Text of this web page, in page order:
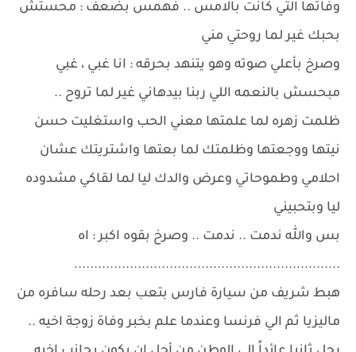
وفاتها التي كانت بالامس .. فهمس بضعف : محستش
بحبك غير لما روحتي مني
وصرخ بأعلي صوته وهو يتنهد بحرقه : انا غبي ، غبي
مبحسش بالنعمه اللي ربنا بيدهاني غير لما تروح ..
ظلمت زهره لما علمتها معني الحب واستغليت حسن
نيتها ووجعتها وظلمتك لما بعتها واشتريتك عشان
احلامي وطموحاتي وعرض والدك ليا لما لقاكي مشدوده
ليا وبتحبيني
بس والله ندمت .. ندمت .. وصرخ بقوه اكبر : اه
...................................................................
هبط شريف من سيارة فارس بتعب بعد رحله سافره من
ماليزيا ثم الي فرنسا وعندما علم بخبر وفاة زوجة اخيه ..